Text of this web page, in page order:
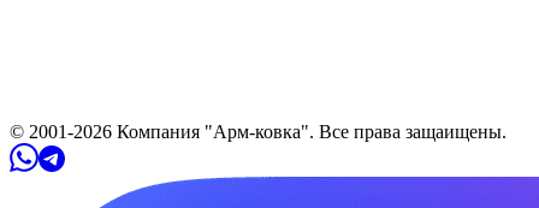
© 2001-2026 Компания "Арм-ковка". Все права защaищены.